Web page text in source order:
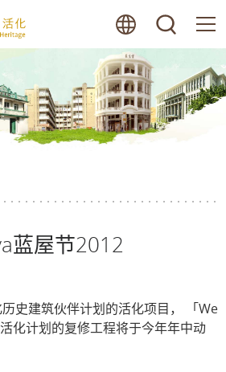
蓝屋节2012
史建筑伙伴计划的活化项目， 「We
化计划的复修工程将于今年年中动